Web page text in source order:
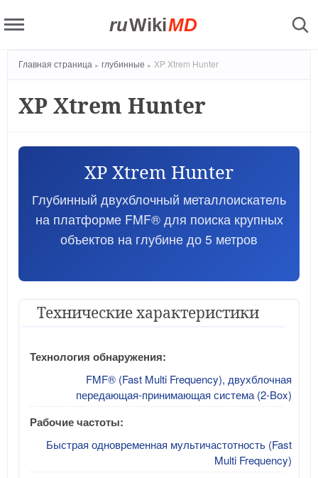
ruWikiMD
Главная страница глубинные XP Xtrem Hunter
XP Xtrem Hunter
XP Xtrem Hunter
Глубинный двухблочный металлоискатель
на платформе FMF® для поиска крупных
объектов на глубине до 5 метров
Технические характеристики
Технология обнаружения:
FMF® (Fast Multi Frequency), двухблочная
передающая-принимающая система (2-Box)
Рабочие частоты:
Быстрая одновременная мультичастотность (Fast
Multi Frequency)